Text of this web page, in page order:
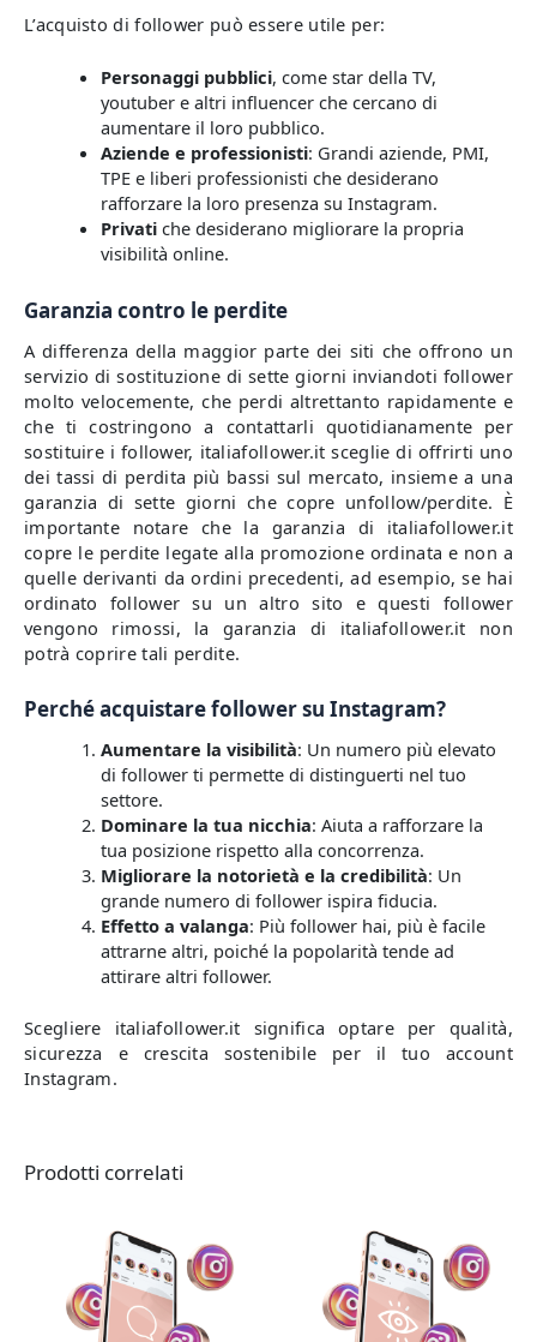
L’acquisto di follower può essere utile per:
Personaggi pubblici, come star della TV,
youtuber e altri influencer che cercano di
aumentare il loro pubblico.
Aziende e professionisti: Grandi aziende, PMI,
TPE e liberi professionisti che desiderano
rafforzare la loro presenza su Instagram.
Privatiche desiderano migliorare la propria
visibilità online.
Garanzia contro le perdite
A differenza della maggior parte dei siti che offrono un
servizio di sostituzione di sette giorni inviandoti follower
molto velocemente, che perdi altrettanto rapidamente e
che ti costringono a contattarli quotidianamente per
sostituire i follower, italiafollower.it sceglie di offrirti uno
dei tassi di perdita più bassi sul mercato, insieme a una
garanzia di sette giorni che copre unfollow/perdite. È
importante notare che la garanzia di italiafollower.it
copre le perdite legate alla promozione ordinata e non a
quelle derivanti da ordini precedenti, ad esempio, se hai
ordinato follower su un altro sito e questi follower
vengono rimossi, la garanzia di italiafollower.it non
potrà coprire tali perdite.
Perché acquistare follower su Instagram?
Aumentare la visibilità: Un numero più elevato
di follower ti permette di distinguerti nel tuo
settore.
Dominare la tua nicchia: Aiuta a rafforzare la
tua posizione rispetto alla concorrenza.
Migliorare la notorietà e la credibilità: Un
grande numero di follower ispira fiducia.
Effetto a valanga: Più follower hai, più è facile
attrarne altri, poiché la popolarità tende ad
attirare altri follower.
Scegliere italiafollower.it significa optare per qualità,
sicurezza e crescita sostenibile per il tuo account
Instagram.
Prodotti correlati